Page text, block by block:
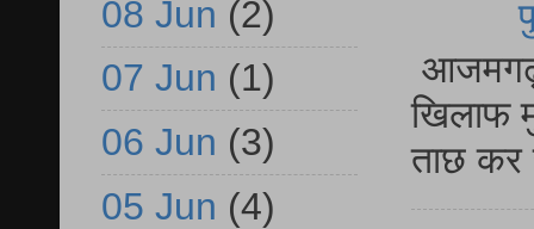
आजमगढ़
खिलाफ
ताछ कर
08 Jun (2)
07 Jun (1)
06 Jun (3)
05 Jun (4)